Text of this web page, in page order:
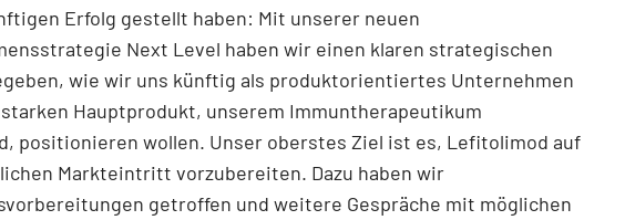
Erfolg gestellt haben: Mit unserer neuen
Next Level haben wir einen klaren strategischen
wie wir uns künftig als produktorientiertes Unternehmen
Hauptprodukt, unserem Immuntherapeutikum
positionieren wollen. Unser oberstes Ziel ist es, Lefitolimod auf
Markteintritt vorzubereiten. Dazu haben wir
getroffen und weitere Gespräche mit möglichen